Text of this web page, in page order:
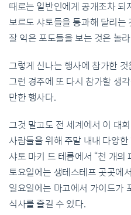
때로는 일반인에게 공개조차 되
보르도 샤토들을 통과해 달리는
잘 익은 포도들을 보는 것은 놀
그렇게 신나는 행사에 참가한
그런 경주에 또 다시 참가할 생
만한 행사다.
그것 말고도 전 세계에서 이 대
사람들을 위해 주말 내내 다양
샤토 마키 드 테름에서 “천 개의
토요일에는 생테스테프 곳곳에
일요일에는 마고에서 가이드가
식사를 즐길 수 있다.